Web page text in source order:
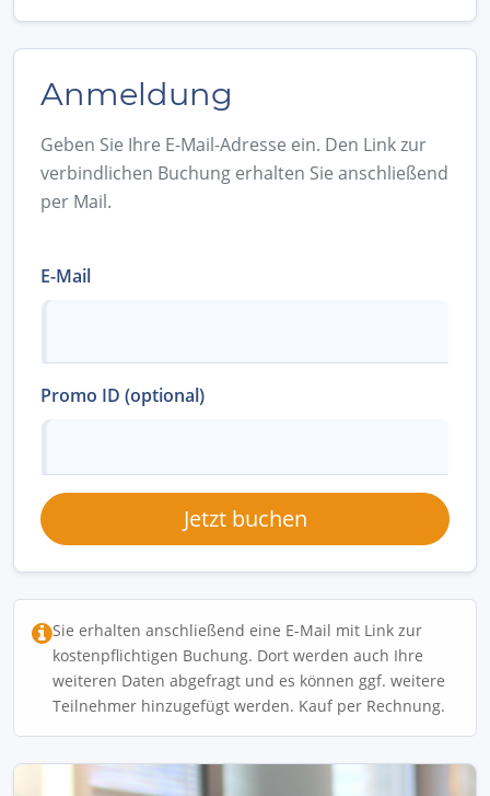
Anmeldung
Geben Sie Ihre E-Mail-Adresse ein. Den Link zur
verbindlichen Buchung erhalten Sie anschließend
per Mail.
E-Mail
Promo ID (optional)
Jetzt buchen
Sie erhalten anschließend eine E-Mail mit Link zur
kostenpflichtigen Buchung. Dort werden auch Ihre
weiteren Daten abgefragt und es können ggf. weitere
Teilnehmer hinzugefügt werden. Kauf per Rechnung.